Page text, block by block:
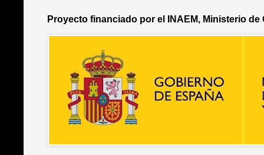
Proyecto financiado por el INAEM, Ministerio de